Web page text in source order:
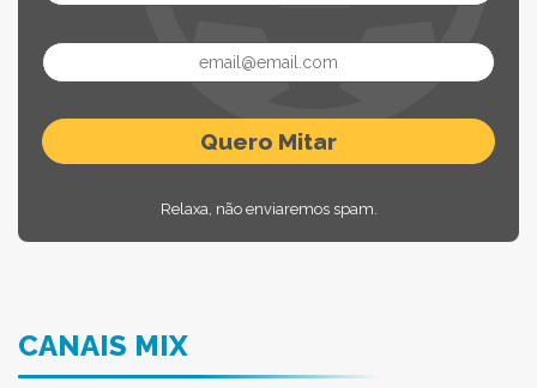
Relaxa, não enviaremos spam.
CANAIS MIX